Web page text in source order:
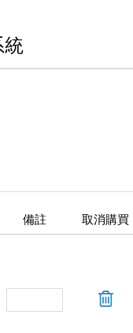
備註 取消購買